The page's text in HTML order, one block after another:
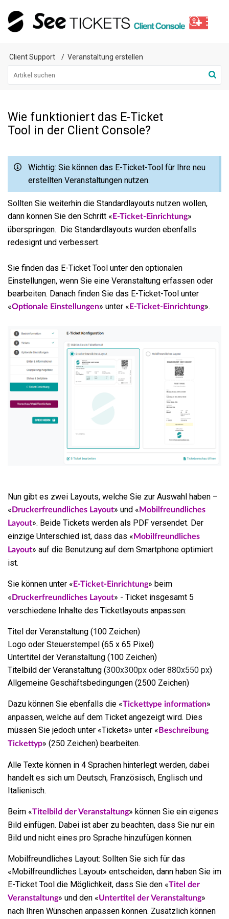
Client Support Veranstaltung erstellen
Wie funktioniert das E-Ticket
Tool in der Client Console?
Wichtig: Sie können das E-Ticket-Tool für Ihre neu
erstellten Veranstaltungen nutzen.
Sollten Sie weiterhin die Standardlayouts nutzen wollen,
dann können Sie den Schritt « E-Ticket-Einrichtung»
überspringen. Die Standardlayouts wurden ebenfalls
redesignt und verbessert.
Sie finden das E-Ticket Tool unter den optionalen
Einstellungen, wenn Sie eine Veranstaltung erfassen oder
bearbeiten. Danach finden Sie das E-Ticket-Tool unter
«Optionale Einstellungen» unter « E-Ticket-Einrichtung».
Nun gibt es zwei Layouts, welche Sie zur Auswahl haben –
«Druckerfreundliches Layout» und «Mobilfreundliches
Layout». Beide Tickets werden als PDF versendet. Der
einzige Unterschied ist, dass das «Mobilfreundliches
Layout» auf die Benutzung auf dem Smartphone optimiert
ist.
Sie können unter «E-Ticket-Einrichtung» beim
«Druckerfreundliches Layout» - Ticket insgesamt 5
verschiedene Inhalte des Ticketlayouts anpassen:
Titel der Veranstaltung (100 Zeichen)
Logo oder Steuerstempel (65 x 65 Pixel)
Untertitel der Veranstaltung (100 Zeichen)
Titelbild der Veranstaltung (300x300px oder 880x550 px)
Allgemeine Geschäftsbedingungen (2500 Zeichen)
Dazu können Sie ebenfalls die «Tickettype information»
anpassen, welche auf dem Ticket angezeigt wird. Dies
müssen Sie jedoch unter «Tickets» unter «Beschreibung
Tickettyp» (250 Zeichen) bearbeiten.
Alle Texte können in 4 Sprachen hinterlegt werden, dabei
handelt es sich um Deutsch, Französisch, Englisch und
Italienisch.
Beim «Titelbild der Veranstaltung» können Sie ein eigenes
Bild einfügen. Dabei ist aber zu beachten, dass Sie nur ein
Bild und nicht eines pro Sprache hinzufügen können.
Mobilfreundliches Layout: Sollten Sie sich für das
«Mobilfreundliches Layout» entscheiden, dann haben Sie im
E-Ticket Tool die Möglichkeit, dass Sie den «Titel der
Veranstaltung» und den «Untertitel der Veranstaltung»
nach Ihren Wünschen anpassen können. Zusätzlich können